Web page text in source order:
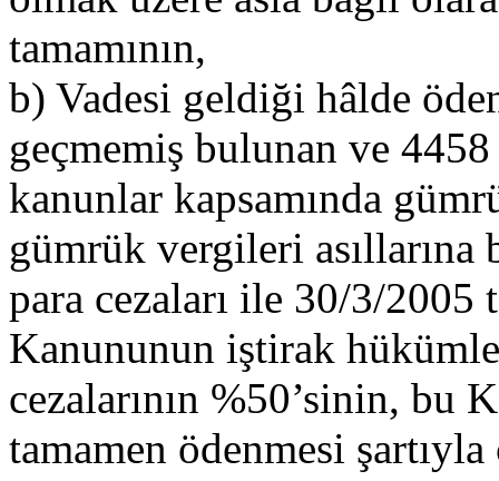
tamamının,
b) Vadesi geldiği hâlde
geçmemiş bulunan ve
kanunlar kapsamında
gümrük vergileri asıllarına
para cezaları ile 30/3/2005
Kanununun iştirak
cezalarının %50’sinin, bu
tamamen ödenmesi